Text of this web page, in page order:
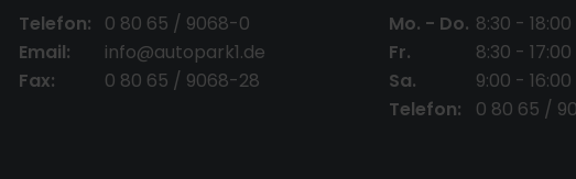
Telefon:
0 80 65 / 9068-0
Email:
info@autopark1.de
Fax:
0 80 65 / 9068-28
Mo. - Do. 8:30 -
Fr.
8:30 -
Sa.
9:00 -
Telefon:
0 80 65 /